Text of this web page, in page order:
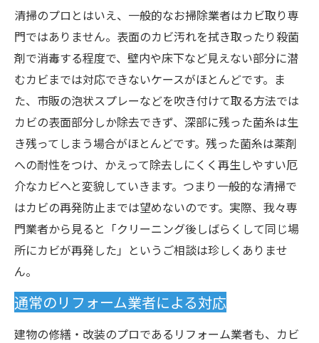
清掃のプロとはいえ、一般的なお掃除業者はカビ取り専
門ではありません。表面のカビ汚れを拭き取ったり殺菌
剤で消毒する程度で、壁内や床下など見えない部分に潜
むカビまでは対応できないケースがほとんどです。ま
た、市販の泡状スプレーなどを吹き付けて取る方法では
カビの表面部分しか除去できず、深部に残った菌糸は生
き残ってしまう場合がほとんどです。残った菌糸は薬剤
への耐性をつけ、かえって除去しにくく再生しやすい厄
介なカビへと変貌していきます。つまり一般的な清掃で
はカビの再発防止までは望めないのです。実際、我々専
門業者から見ると「クリーニング後しばらくして同じ場
所にカビが再発した」というご相談は珍しくありませ
ん。
通常のリフォーム業者による対応
建物の修繕・改装のプロであるリフォーム業者も、カビ